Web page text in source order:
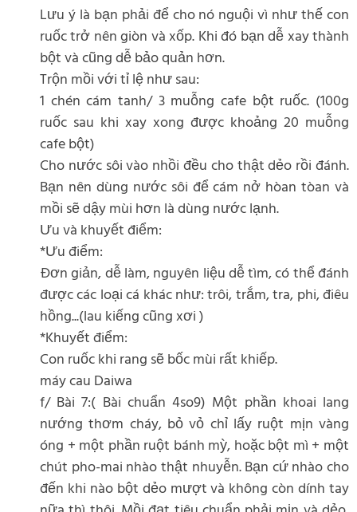
Lưu ý là bạn phải để cho nó nguội vì như thế con
ruốc trở nên giòn và xốp. Khi đó bạn dễ xay thành
bột và cũng dễ bảo quản hơn.
Trộn mồi với tỉ lệ như sau:
1 chén cám tanh/ 3 muỗng cafe bột ruốc. (100g
ruốc sau khi xay xong được khoảng 20 muỗng
cafe bột)
Cho nước sôi vào nhồi đều cho thật dẻo rồi đánh.
Bạn nên dùng nước sôi để cám nở hòan tòan và
mồi sẽ dậy mùi hơn là dùng nước lạnh.
Ưu và khuyết điểm:
*Ưu điểm:
Đơn giản, dễ làm, nguyên liệu dễ tìm, có thể đánh
được các loại cá khác như: trôi, trắm, tra, phi, điêu
hồng...(lau kiếng cũng xơi )
*Khuyết điểm:
Con ruốc khi rang sẽ bốc mùi rất khiếp.
máy cau Daiwa
f/ Bài 7:( Bài chuẩn 4so9) Một phần khoai lang
nướng thơm cháy, bỏ vỏ chỉ lấy ruột mịn vàng
óng + một phần ruột bánh mỳ, hoặc bột mì + một
chút pho-mai nhào thật nhuyễn. Bạn cứ nhào cho
đến khi nào bột dẻo mượt và không còn dính tay